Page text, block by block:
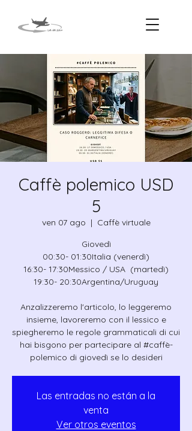
Caffè polemico USD
5
ven 07 ago
  |
Caffè virtuale
Giovedì
00:30- 01:30Italia (venerdì)
16:30- 17:30Messico / USA (martedì)
19:30- 20:30Argentina/Uruguay
Anzalizzeremo l'articolo, lo leggeremo
insieme, lavoreremo con il lessico e
spiegheremo le regole grammaticali di cui
hai bisgono per partecipare al #caffè-
polemico di giovedì se lo desideri
Las entradas no están a la
venta
Ver otros eventos